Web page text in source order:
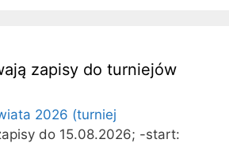
zapisy do turniejów
2026 (turniej
do 15.08.2026; -start: